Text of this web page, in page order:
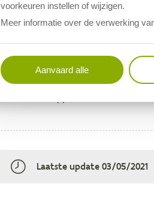
Metagegevens
Bronvermelding
Vermelding bij gebruik van deze
Laatste update 03/05/2021
voorkeuren instellen of wijzigen.
Meer informatie over de verwerking
Aanvaard alle